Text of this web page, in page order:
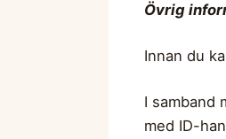
Övrig
Innan du
I samband
med ID-